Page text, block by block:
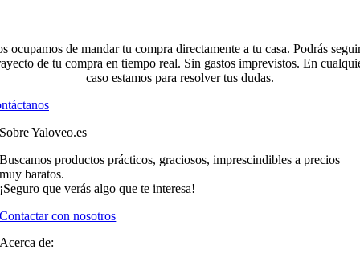
ocupamos de mandar tu compra directamente a tu casa. Podrás
de tu compra en tiempo real. Sin gastos imprevistos. En
caso estamos para resolver tus dudas.
Sobre Yaloveo.es
Buscamos productos prácticos, graciosos, imprescindibles a precios
muy baratos.
¡Seguro que verás algo que te interesa!
Contactar con nosotros
Acerca de: